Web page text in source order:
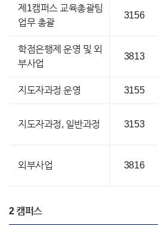
제1캠퍼스 교육총괄팀
업무 총괄
3156
학점은행제 운영 및 외
부사업
3813
지도자과정 운영 3155
지도자과정, 일반과정 3153
외부사업 3816
2 캠퍼스